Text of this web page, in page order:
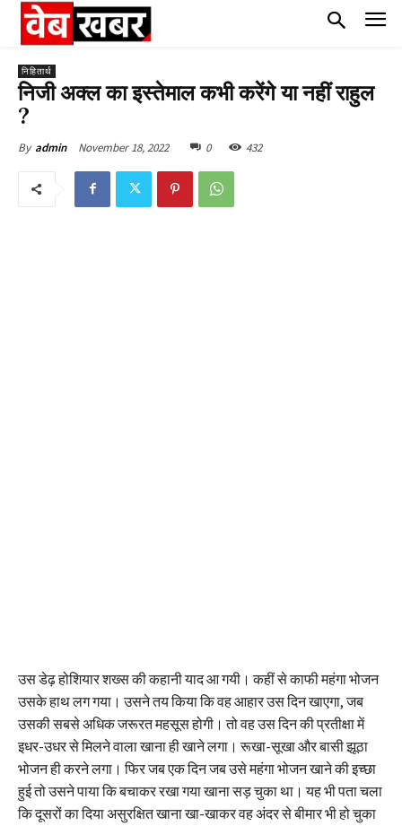
निहितार्थ
निजी अक्ल का इस्तेमाल कभी करेंगे या नहीं राहुल
?
By admin November 18, 2022 0 432
उस डेढ़ होशियार शख्स की कहानी याद आ गयी। कहीं से काफी महंगा भोजन
उसके हाथ लग गया। उसने तय किया कि वह आहार उस दिन खाएगा, जब
उसकी सबसे अधिक जरूरत महसूस होगी। तो वह उस दिन की प्रतीक्षा में
इधर-उधर से मिलने वाला खाना ही खाने लगा। रूखा-सूखा और बासी झूठा
भोजन ही करने लगा। फिर जब एक दिन जब उसे महंगा भोजन खाने की इच्छा
हुई तो उसने पाया कि बचाकर रखा गया खाना सड़ चुका था। यह भी पता चला
कि दूसरों का दिया असुरक्षित खाना खा-खाकर वह अंदर से बीमार भी हो चुका